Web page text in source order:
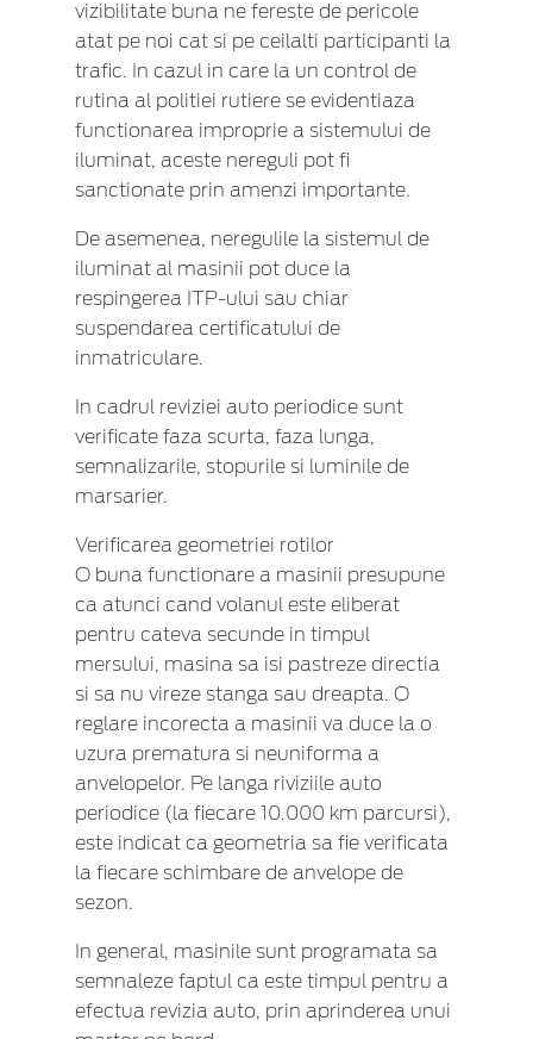
vizibilitate buna ne fereste de pericole
atat pe noi cat si pe ceilalti participanti la
trafic. In cazul in care la un control de
rutina al politiei rutiere se evidentiaza
functionarea improprie a sistemului de
iluminat, aceste nereguli pot fi
sanctionate prin amenzi importante.
De asemenea, neregulile la sistemul de
iluminat al masinii pot duce la
respingerea ITP-ului sau chiar
suspendarea certificatului de
inmatriculare.
In cadrul reviziei auto periodice sunt
verificate faza scurta, faza lunga,
semnalizarile, stopurile si luminile de
marsarier.
Verificarea geometriei rotilor
O buna functionare a masinii presupune
ca atunci cand volanul este eliberat
pentru cateva secunde in timpul
mersului, masina sa isi pastreze directia
si sa nu vireze stanga sau dreapta. O
reglare incorecta a masinii va duce la o
uzura prematura si neuniforma a
anvelopelor. Pe langa riviziile auto
periodice (la fiecare 10.000 km parcursi),
este indicat ca geometria sa fie verificata
la fiecare schimbare de anvelope de
sezon.
In general, masinile sunt programata sa
semnaleze faptul ca este timpul pentru a
efectua revizia auto, prin aprinderea unui